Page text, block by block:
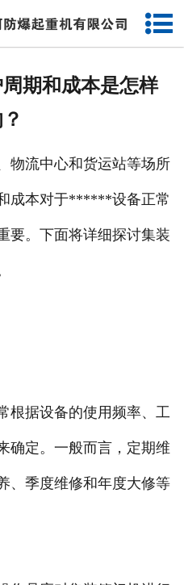
网站首页
企业实力
期和成本是怎样
流中心和货运站等场所
成本对于******设备正常
要。下面将详细探讨集装
根据设备的使用频率、工
确定。一般而言，定期维
、季度维修和年度大修等